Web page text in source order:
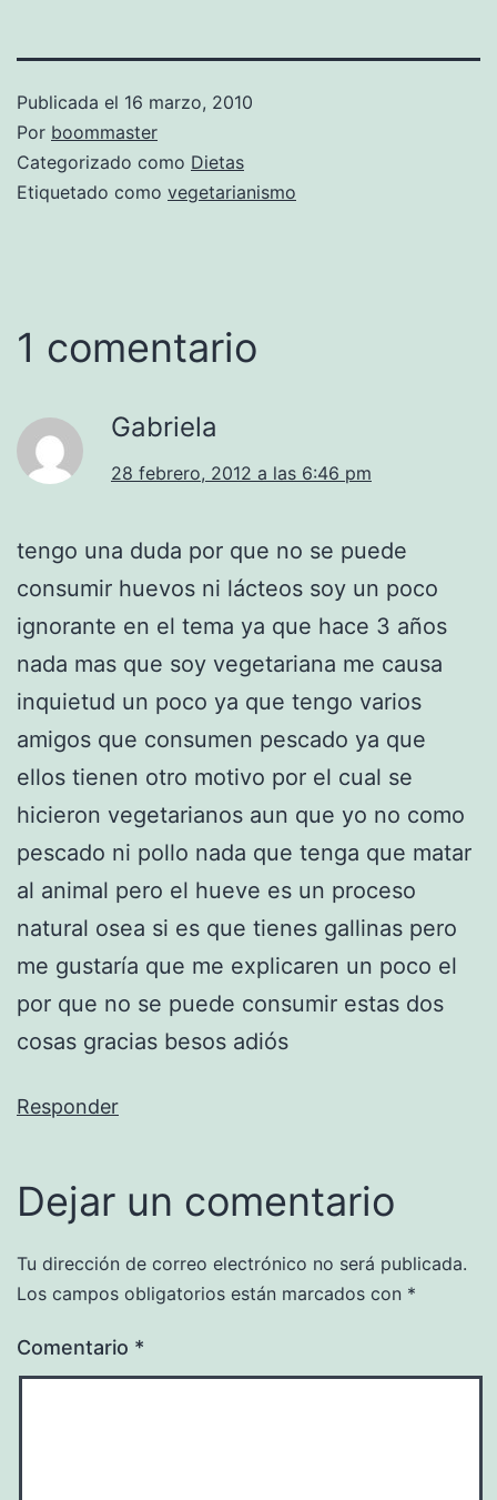
Publicada el 16 marzo, 2010
Por boommaster
Categorizado como Dietas
Etiquetado como vegetarianismo
1 comentario
Gabriela
28 febrero, 2012 a las 6:46 pm
tengo una duda por que no se puede
consumir huevos ni lácteos soy un poco
ignorante en el tema ya que hace 3 años
nada mas que soy vegetariana me causa
inquietud un poco ya que tengo varios
amigos que consumen pescado ya que
ellos tienen otro motivo por el cual se
hicieron vegetarianos aun que yo no como
pescado ni pollo nada que tenga que matar
al animal pero el hueve es un proceso
natural osea si es que tienes gallinas pero
me gustaría que me explicaren un poco el
por que no se puede consumir estas dos
cosas gracias besos adiós
Responder
Dejar un comentario
Tu dirección de correo electrónico no será publicada.
Los campos obligatorios están marcados con *
Comentario *